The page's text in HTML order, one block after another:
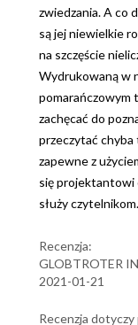
zwiedzania. A co
są jej niewielkie
na szczęście
Wydrukowaną w
pomarańczowym
zachęcać do
przeczytać chyba
zapewne z
się projektantowi
służy
Recenzja:
GLOBTROTER
2021-01-21
Recenzja